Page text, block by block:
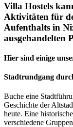
Villa Hostels
Aktivitäten für
Aufenthalts in
ausgehandelten
Hier sind einige
Stadtrundgang
Buche eine
Geschichte der
heute. Eine
verschiedene